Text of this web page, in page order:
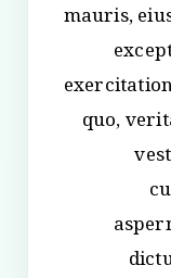
mauris,
quo,